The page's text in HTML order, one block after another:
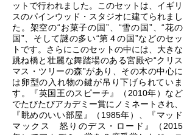
ットで行われました。このセットは、イギリ
スのパインウッド・スタジオに建てられまし
た。架空の“お菓子の国”、“雪の国”、“花の
国”、そして謎の多い“第４の国”などのセッ
トです。さらにこのセットの中には、大きな
跳ね橋と壮麗な舞踏場のある宮殿や“クリス
マス・ツリーの森”があり、その木の中心に
は卵型の入れ物の鍵が吊り下げられていま
す。『英国王のスピーチ』（2010年）など
でたびたびアカデミー賞にノミネートされ、
『眺めのいい部屋』（1985年）、『マッド
マックス 怒りのデス・ロード』（2015